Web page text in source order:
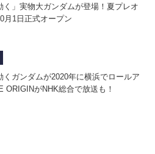
く」実物大ガンダムが登場！夏プレオ
月1日正式オープン
くガンダムが2020年に横浜でロールア
ORIGINがNHK総合で放送も！